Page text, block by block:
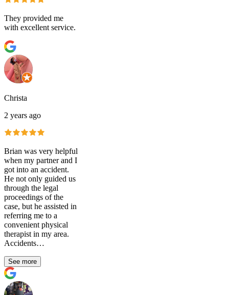
They provided me
with excellent service.
Christa
2 years ago
Brian was very helpful
when my partner and I
got into an accident.
He not only guided us
through the legal
proceedings of the
case, but he assisted in
referring me to a
convenient physical
therapist in my area.
Accidents…
See more